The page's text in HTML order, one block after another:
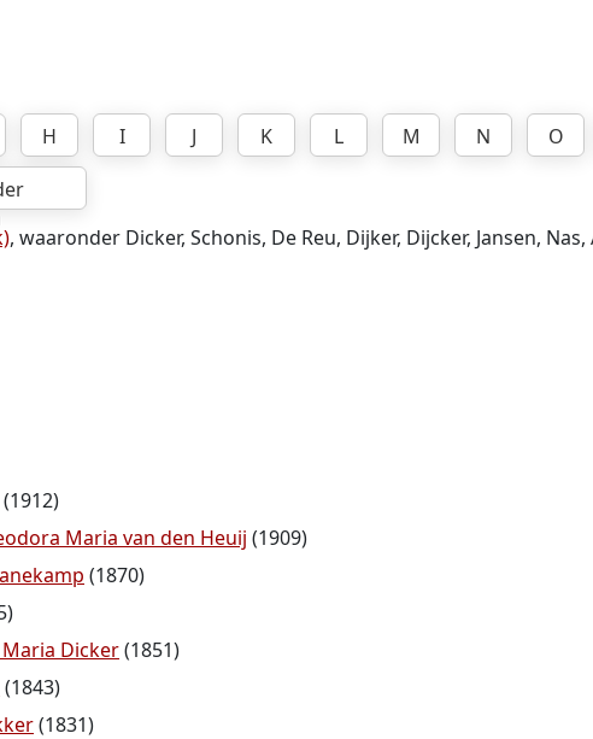
H I J K L M N O
, waaronder Dicker, Schonis, De Reu, Dijker, Dijcker, Jansen,
(1912)
Maria van den Heuij (1909)
(1870)
Dicker(1851)
(1843)
(1831)